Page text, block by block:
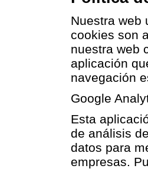
Nuestra web
cookies son
nuestra web
aplicación
navegación
Google
Esta
de análisis
datos para
empresas.